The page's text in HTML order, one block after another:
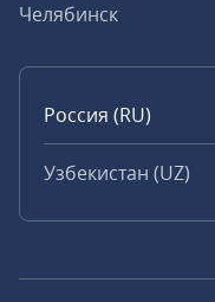
Челябинск
Россия (RU)
Узбекистан (UZ)